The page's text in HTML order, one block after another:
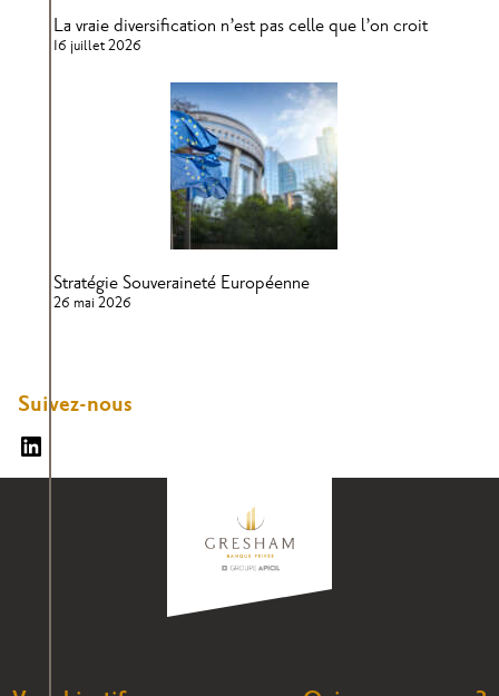
La vraie diversification n’est pas celle que l’on croit
16 juillet 2026
Stratégie Souveraineté Européenne
26 mai 2026
Suivez-nous
Suivez nous sur Linkedin